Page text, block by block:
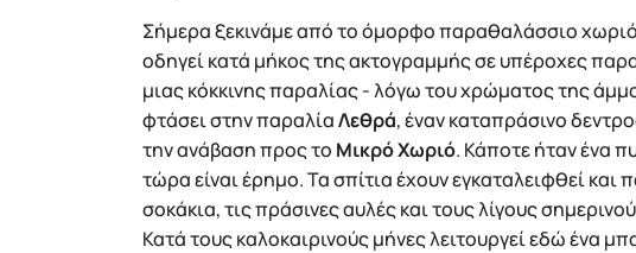
Σήμερα ξεκινάμε από το όμορφο παραθαλάσσιο χωριό
οδηγεί κατά μήκος της ακτογραμμής σε υπέροχες
μιας κόκκινης παραλίας - λόγω του χρώματος της
φτάσει στην παραλίαΛεθρά, έναν καταπράσινο
την ανάβαση προς το Μικρό Χωριό. Κάποτε ήταν ένα
τώρα είναι έρημο. Τα σπίτια έχουν εγκαταλειφθεί και
σοκάκια, τις πράσινες αυλές και τους λίγους
Κατά τους καλοκαιρινούς μήνες λειτουργεί εδώ ένα